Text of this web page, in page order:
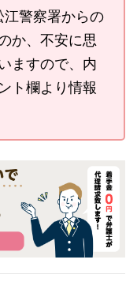
警察署からの
か、不安に思
ますので、内
ト欄より情報